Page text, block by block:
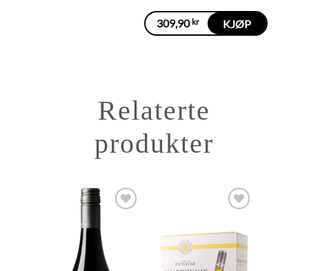
309,90 kr KJØP
Relaterte
produkter